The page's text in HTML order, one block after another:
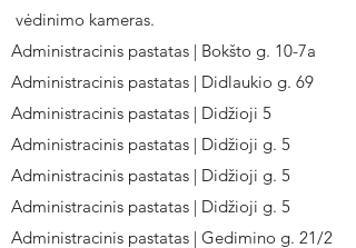
vėdinimo kameras.
Administracinis pastatas | Bokšto g. 10-7a
Administracinis pastatas | Didlaukio g. 69
Administracinis pastatas | Didžioji 5
Administracinis pastatas | Didžioji g. 5
Administracinis pastatas | Didžioji g. 5
Administracinis pastatas | Didžioji g. 5
Administracinis pastatas | Gedimino g. 21/2